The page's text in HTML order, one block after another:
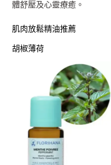
體舒壓及心靈療癒。
肌肉放鬆精油推薦
胡椒薄荷